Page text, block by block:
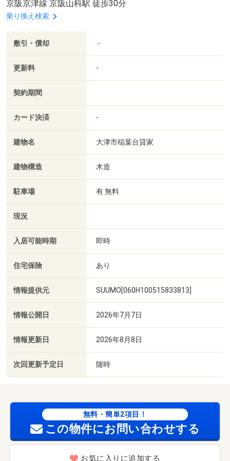
京阪京津線 京阪山科駅 徒歩30分
乗り換え検索
敷引・償却 -
更新料 -
契約期間
カード決済 -
建物名 大津市稲葉台貸家
建物構造 木造
駐車場 有 無料
現況
入居可能時期 即時
住宅保険 あり
情報提供元 SUUMO[060H100515833813]
情報公開日 2026年7月7日
情報更新日 2026年8月8日
次回更新予定日 随時
無料・簡単2項目！
この物件にお問い合わせする
お気に入りに追加する